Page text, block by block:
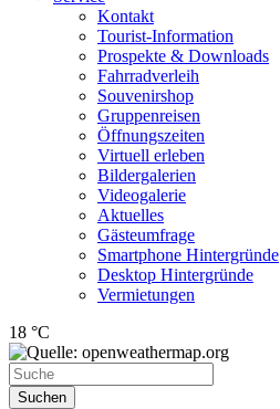
Kontakt
Tourist-Information
Prospekte & Downloads
Fahrradverleih
Souvenirshop
Gruppenreisen
Öffnungszeiten
Virtuell erleben
Bildergalerien
Videogalerie
Aktuelles
Gästeumfrage
Smartphone Hintergründe
Desktop Hintergründe
Vermietungen
18 °C
Suchen